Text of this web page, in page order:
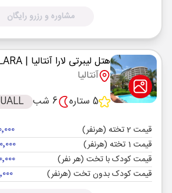
مشاوره و رزرو رایگان
هتل لیبرتی لارا آنتالیا | LIBERTY LARA
آنتالیا
5 ستاره
6 شب UALL
قیمت 2 تخته (هرنفر)
قیمت 1 تخته (هرنفر)
قیمت کودک با تخت (هر نفر)
قیمت کودک بدون تخت (هرنفر)